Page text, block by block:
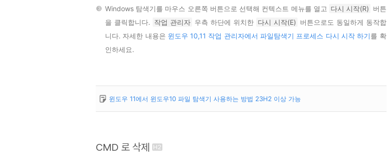
Windows 탐색기를 마우스 오른쪽 버튼으로 선택해 컨텍스트 메뉴를 열고 다시 시작(R) 버튼
을 클릭합니다. 작업 관리자 우측 하단에 위치한 다시 시작(E) 버튼으로도 동일하게 동작합
니다. 자세한 내용은 윈도우 10,11 작업 관리자에서 파일탐색기 프로세스 다시 시작 하기를 확
인하세요.
윈도우 11에서 윈도우10 파일 탐색기 사용하는 방법 23H2 이상 가능
CMD 로 삭제